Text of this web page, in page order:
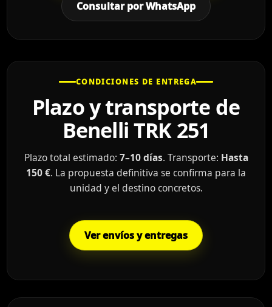
Consultar por WhatsApp
CONDICIONES DE ENTREGA
Plazo y transporte de
Benelli TRK 251
Plazo total estimado: 7–10 días. Transporte: Hasta
150 €. La propuesta definitiva se confirma para la
unidad y el destino concretos.
Ver envíos y entregas